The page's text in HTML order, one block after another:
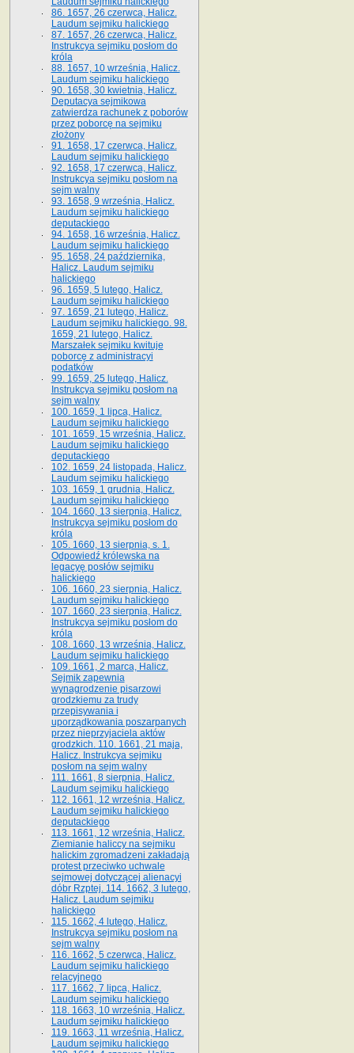
86. 1657, 26 czerwca, Halicz.
Laudum sejmiku halickiego
87. 1657, 26 czerwca, Halicz.
Instrukcya sejmiku posłom do
króla
88. 1657, 10 września, Halicz.
Laudum sejmiku halickiego
90. 1658, 30 kwietnia, Halicz.
Deputacya sejmikowa
zatwierdza rachunek z poborów
przez poborcę na sejmiku
złożony
91. 1658, 17 czerwca, Halicz.
Laudum sejmiku halickiego
92. 1658, 17 czerwca, Halicz.
Instrukcya sejmiku posłom na
sejm walny
93. 1658, 9 września, Halicz.
Laudum sejmiku halickiego
deputackiego
94. 1658, 16 września, Halicz.
Laudum sejmiku halickiego
95. 1658, 24 października,
Halicz. Laudum sejmiku
halickiego
96. 1659, 5 lutego, Halicz.
Laudum sejmiku halickiego
97. 1659, 21 lutego, Halicz.
Laudum sejmiku halickiego. 98.
1659, 21 lutego, Halicz.
Marszałek sejmiku kwituje
poborcę z administracyi
podatków
99. 1659, 25 lutego, Halicz.
Instrukcya sejmiku posłom na
sejm walny
100. 1659, 1 lipca, Halicz.
Laudum sejmiku halickiego
101. 1659, 15 września, Halicz.
Laudum sejmiku halickiego
deputackiego
102. 1659, 24 listopada, Halicz.
Laudum sejmiku halickiego
103. 1659, 1 grudnia, Halicz.
Laudum sejmiku halickiego
104. 1660, 13 sierpnia, Halicz.
Instrukcya sejmiku posłom do
króla
105. 1660, 13 sierpnia, s. 1.
Odpowiedź królewska na
legacyę posłów sejmiku
halickiego
106. 1660, 23 sierpnia, Halicz.
Laudum sejmiku halickiego
107. 1660, 23 sierpnia, Halicz.
Instrukcya sejmiku posłom do
króla
108. 1660, 13 września, Halicz.
Laudum sejmiku halickiego
109. 1661, 2 marca, Halicz.
Sejmik zapewnia
wynagrodzenie pisarzowi
grodzkiemu za trudy
przepisywania i
uporządkowania poszarpanych
przez nieprzyjaciela aktów
grodzkich. 110. 1661, 21 maja,
Halicz. Instrukcya sejmiku
posłom na sejm walny
111. 1661, 8 sierpnia, Halicz.
Laudum sejmiku halickiego
112. 1661, 12 września, Halicz.
Laudum sejmiku halickiego
deputackiego
113. 1661, 12 września, Halicz.
Ziemianie haliccy na sejmiku
halickim zgromadzeni zakładają
protest przeciwko uchwale
sejmowej dotyczącej alienacyi
dóbr Rzptej. 114. 1662, 3 lutego,
Halicz. Laudum sejmiku
halickiego
115. 1662, 4 lutego, Halicz.
Instrukcya sejmiku posłom na
sejm walny
116. 1662, 5 czerwca, Halicz.
Laudum sejmiku halickiego
relacyjnego
117. 1662, 7 lipca, Halicz.
Laudum sejmiku halickiego
118. 1663, 10 września, Halicz.
Laudum sejmiku halickiego
119. 1663, 11 września, Halicz.
Laudum sejmiku halickiego